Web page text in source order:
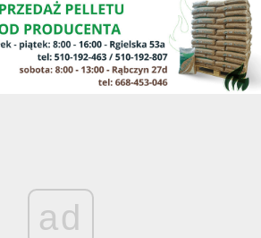
ad